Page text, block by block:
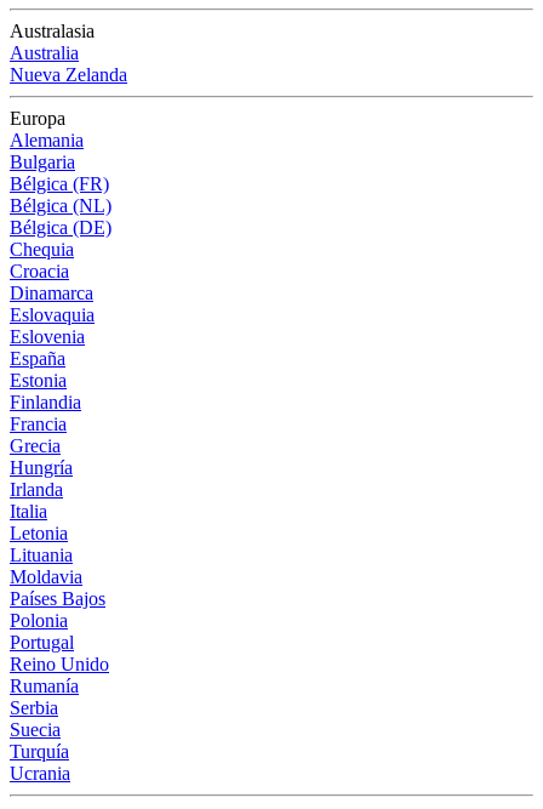
Australasia
Australia
Nueva Zelanda
Europa
Alemania
Bulgaria
Bélgica (FR)
Bélgica (NL)
Bélgica (DE)
Chequia
Croacia
Dinamarca
Eslovaquia
Eslovenia
España
Estonia
Finlandia
Francia
Grecia
Hungría
Irlanda
Italia
Letonia
Lituania
Moldavia
Países Bajos
Polonia
Portugal
Reino Unido
Rumanía
Serbia
Suecia
Turquía
Ucrania